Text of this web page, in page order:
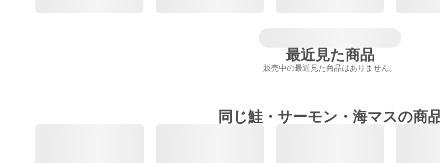
最近見た商品
販売中の最近見た商品はありません。
同じ鮭・サーモン・海マスの商